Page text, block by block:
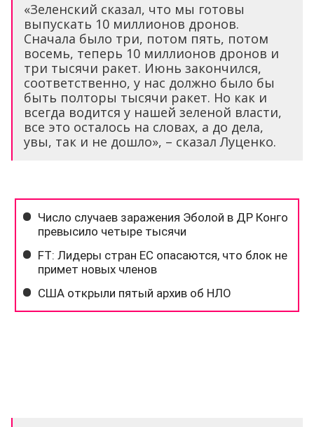
«Зеленский сказал, что мы готовы
выпускать 10 миллионов дронов.
Сначала было три, потом пять, потом
восемь, теперь 10 миллионов дронов и
три тысячи ракет. Июнь закончился,
соответственно, у нас должно было бы
быть полторы тысячи ракет. Но как и
всегда водится у нашей зеленой власти,
все это осталось на словах, а до дела,
увы, так и не дошло», – сказал Луценко.